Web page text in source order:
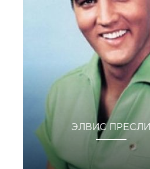
ЭЛВИС ПРЕСЛИ